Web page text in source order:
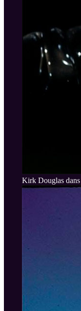
Kirk Douglas dans